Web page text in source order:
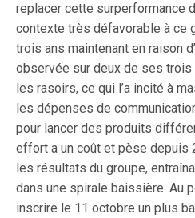
replacer cette surperformance
contexte très défavorable à ce
trois ans maintenant en raison
observée sur deux de ses
les rasoirs, ce qui l’a incité à
les dépenses de
pour lancer des produits
effort a un coût et pèse depuis
les résultats du groupe,
dans une spirale baissière. Au
inscrire le 11 octobre un plus